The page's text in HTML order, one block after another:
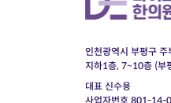
인천광역시 부평구
지하1층, 7~10층 (부
대표 신수용
사업자번호 801-14-